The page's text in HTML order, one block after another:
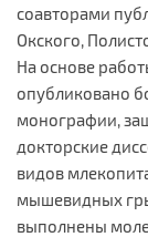
соавторами
Окского,
На основе
опубликовано
монографии,
докторские
видов
мышевидных
выполнены